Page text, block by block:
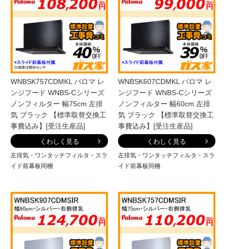
WNBSK757CDMKL パロマ レ
ンジフード WNBS-Cシリーズ
ノンフィルター 幅75cm 左排
気 ブラック 【標準取替交換工
事費込み】[受注生産品]
くわしく見る
左排気・ワンタッチフィルタ・スラ
イド前幕板同梱
WNBSK607CDMKL パロマ レ
ンジフード WNBS-Cシリーズ
ノンフィルター 幅60cm 左排
気 ブラック 【標準取替交換工
事費込み】[受注生産品]
くわしく見る
左排気・ワンタッチフィルタ・スラ
イド前幕板同梱